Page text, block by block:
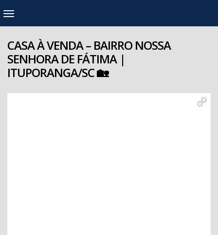
CASA À VENDA – BAIRRO NOSSA
SENHORA DE FÁTIMA |
ITUPORANGA/SC 🏡